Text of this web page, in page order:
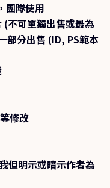
團隊使用
(不可單獨出售或最為
部分出售 (ID, PS範本
修改
但明示或暗示作者為